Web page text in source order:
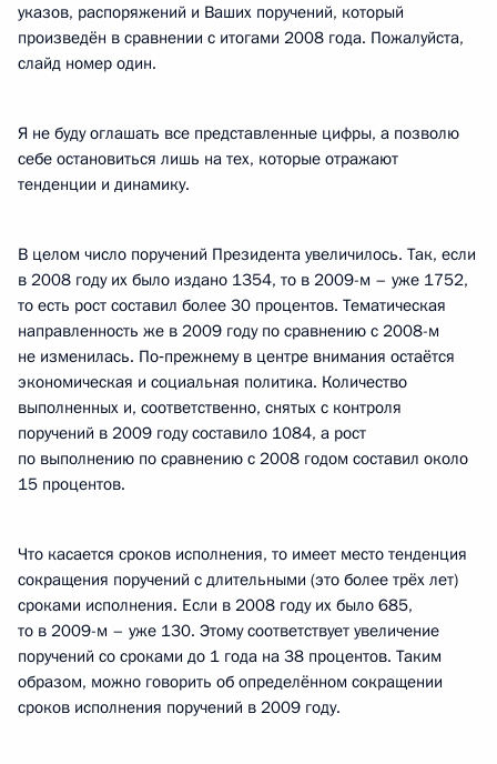
указов, распоряжений и Ваших поручений, который
произведён в сравнении с итогами 2008 года. Пожалуйста,
слайд номер один.
Я не буду оглашать все представленные цифры, а позволю
себе остановиться лишь на тех, которые отражают
тенденции и динамику.
В целом число поручений Президента увеличилось. Так, если
в 2008 году их было издано 1354, то в 2009-м – уже 1752,
то есть рост составил более 30 процентов. Тематическая
направленность же в 2009 году по сравнению с 2008-м
не изменилась. По‑прежнему в центре внимания остаётся
экономическая и социальная политика. Количество
выполненных и, соответственно, снятых с контроля
поручений в 2009 году составило 1084, а рост
по выполнению по сравнению с 2008 годом составил около
15 процентов.
Что касается сроков исполнения, то имеет место тенденция
сокращения поручений с длительными (это более трёх лет)
сроками исполнения. Если в 2008 году их было 685,
то в 2009-м – уже 130. Этому соответствует увеличение
поручений со сроками до 1 года на 38 процентов. Таким
образом, можно говорить об определённом сокращении
сроков исполнения поручений в 2009 году.